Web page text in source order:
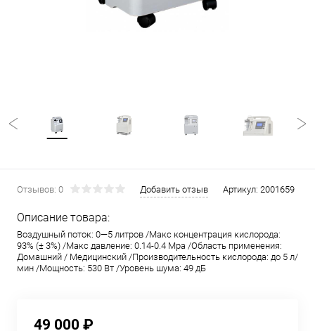
Отзывов: 0 Добавить отзыв Артикул: 2001659
Описание товара:
Воздушный поток: 0—5 литров /Макс концентрация кислорода:
93% (± 3%) /Макс давление: 0.14-0.4 Mpa /Область применения:
Домашний / Медицинский /Производительность кислорода: до 5 л/
мин /Мощность: 530 Вт /Уровень шума: 49 дБ
49 000 ₽